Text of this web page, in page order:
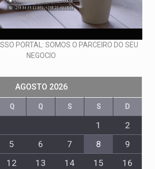
PORTAL: SOMOS O PARCEIRO DO SEU
NEGOCIO
AGOSTO 2026
Q Q S S D
1
2
5 6 7 8
9
12 13 14 15
16